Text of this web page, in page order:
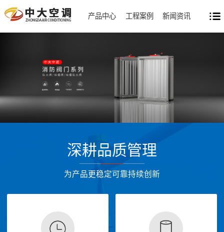
产品中心 工程案例 新闻资讯
深耕品质管理
为产品更稳定可靠持续创新